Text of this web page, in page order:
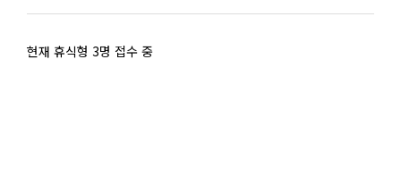
현재 휴식형 3명 접수 중